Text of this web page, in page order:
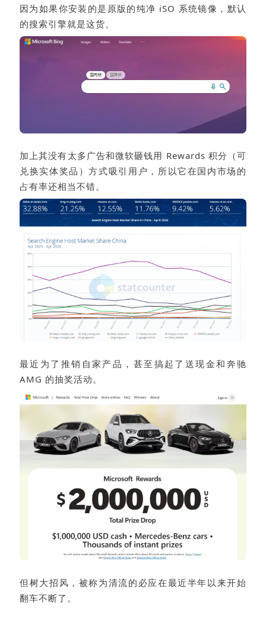
因为如果你安装的是原版的纯净 iSO 系统镜像，默认
的搜索引擎就是这货。
加上其没有太多广告和微软砸钱用 Rewards 积分（可
兑换实体奖品）方式吸引用户，所以它在国内市场的
占有率还相当不错。
最近为了推销自家产品，甚至搞起了送现金和奔驰
AMG 的抽奖活动。
但树大招风，被称为清流的必应在最近半年以来开始
翻车不断了。